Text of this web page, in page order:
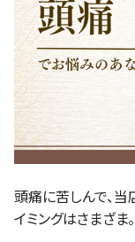
頭痛に苦しんで、
イミングはさまざま。